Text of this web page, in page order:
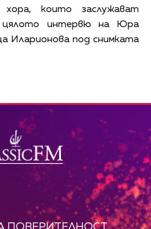
които заслужават
цялото интервю на Юра
Иларионова под снимката